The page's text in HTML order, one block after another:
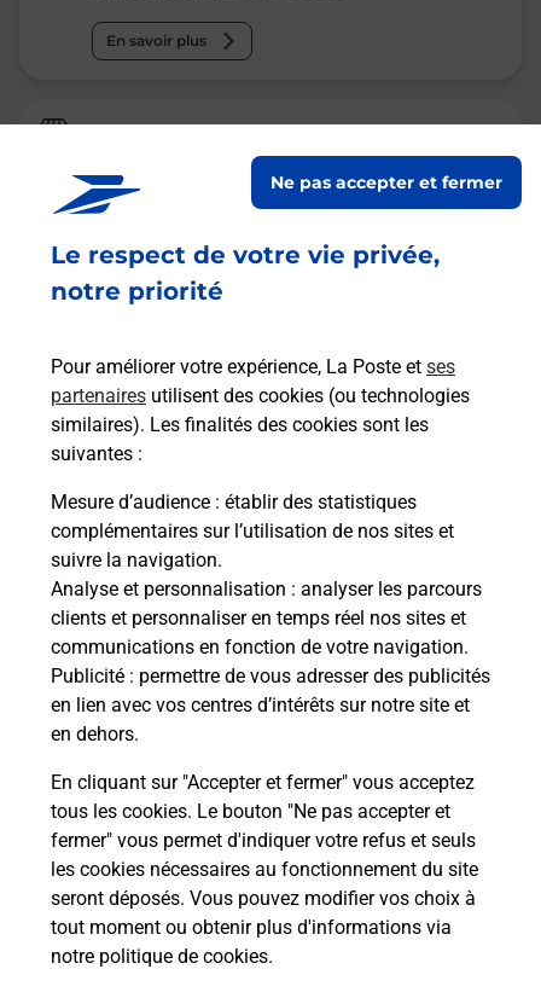
Le respect de votre vie privée,
notre priorité
Pour améliorer votre expérience, La Poste et ses
partenaires utilisent des cookies (ou technologies
similaires). Les finalités des cookies sont les
suivantes :
Mesure d’audience : établir des statistiques
complémentaires sur l’utilisation de nos sites et
suivre la navigation.
Analyse et personnalisation : analyser les parcours
clients et personnaliser en temps réel nos sites et
communications en fonction de votre navigation.
Publicité : permettre de vous adresser des publicités
en lien avec vos centres d’intérêts sur notre site et
en dehors.
En cliquant sur "Accepter et fermer" vous acceptez
tous les cookies. Le bouton "Ne pas accepter et
fermer" vous permet d'indiquer votre refus et seuls
les cookies nécessaires au fonctionnement du site
seront déposés. Vous pouvez modifier vos choix à
tout moment ou obtenir plus d'informations via
notre politique de cookies.
Ne pas accepter et fermer
En savoir plus
La Poste Espace Clients Pro
MONTREAL LA CLUSE PDC1
ouvre lundi à 08h15
104 AVENUE DE BRESSE
01460 MONTREAL LA CLUSE
Malin !
La Poste
en ligne
Ouvert 24h/24
En savoir plus
MONTREAL LA CLUSE
CONSIGNE PICKUP LE ROYAL BAR